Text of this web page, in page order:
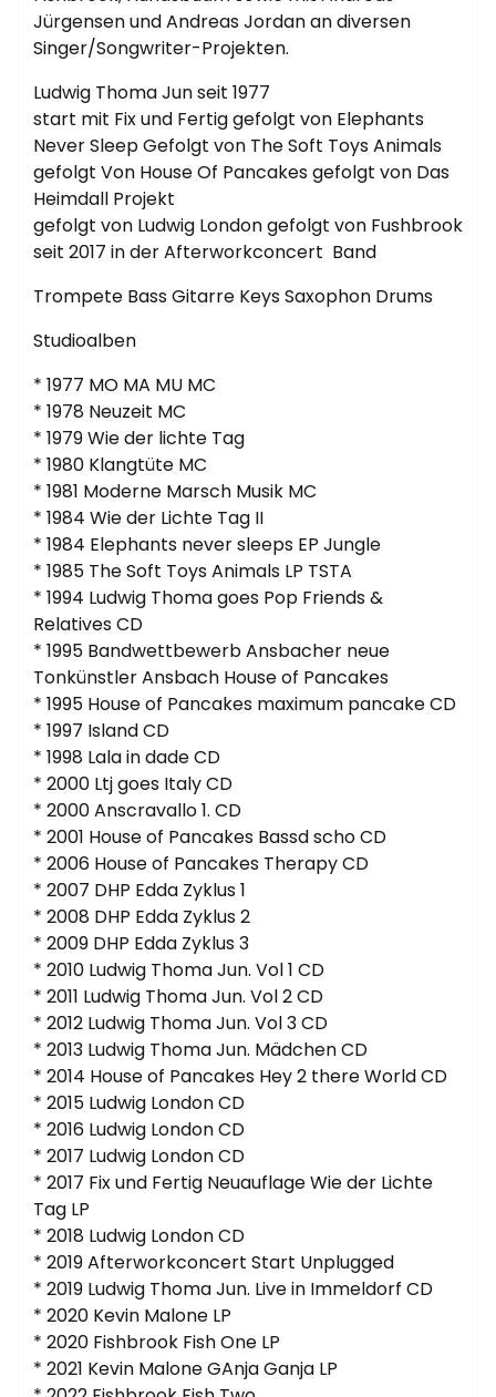
Jürgensen und Andreas Jordan an diversen
Singer/Songwriter-Projekten.
Ludwig Thoma Jun seit 1977
start mit Fix und Fertig gefolgt von Elephants
Never Sleep Gefolgt von The Soft Toys Animals
gefolgt Von House Of Pancakes gefolgt von Das
Heimdall Projekt
gefolgt von Ludwig London gefolgt von Fushbrook
seit 2017 in der Afterworkconcert Band
Trompete Bass Gitarre Keys Saxophon Drums
Studioalben
* 1977 MO MA MU MC
* 1978 Neuzeit MC
* 1979 Wie der lichte Tag
* 1980 Klangtüte MC
* 1981 Moderne Marsch Musik MC
* 1984 Wie der Lichte Tag II
* 1984 Elephants never sleeps EP Jungle
* 1985 The Soft Toys Animals LP TSTA
* 1994 Ludwig Thoma goes Pop Friends &
Relatives CD
* 1995 Bandwettbewerb Ansbacher neue
Tonkünstler Ansbach House of Pancakes
* 1995 House of Pancakes maximum pancake CD
* 1997 Island CD
* 1998 Lala in dade CD
* 2000 Ltj goes Italy CD
* 2000 Anscravallo 1. CD
* 2001 House of Pancakes Bassd scho CD
* 2006 House of Pancakes Therapy CD
* 2007 DHP Edda Zyklus 1
* 2008 DHP Edda Zyklus 2
* 2009 DHP Edda Zyklus 3
* 2010 Ludwig Thoma Jun. Vol 1 CD
* 2011 Ludwig Thoma Jun. Vol 2 CD
* 2012 Ludwig Thoma Jun. Vol 3 CD
* 2013 Ludwig Thoma Jun. Mädchen CD
* 2014 House of Pancakes Hey 2 there World CD
* 2015 Ludwig London CD
* 2016 Ludwig London CD
* 2017 Ludwig London CD
* 2017 Fix und Fertig Neuauflage Wie der Lichte
Tag LP
* 2018 Ludwig London CD
* 2019 Afterworkconcert Start Unplugged
* 2019 Ludwig Thoma Jun. Live in Immeldorf CD
* 2020 Kevin Malone LP
* 2020 Fishbrook Fish One LP
* 2021 Kevin Malone GAnja Ganja LP